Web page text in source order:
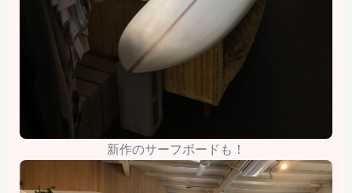
新作のサーフボードも！